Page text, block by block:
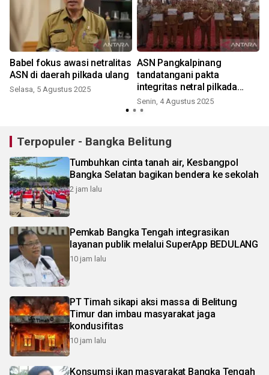
Babel fokus awasi netralitas
ASN di daerah pilkada ulang
Selasa, 5 Agustus 2025
ASN Pangkalpinang
tandatangani pakta
integritas netral pilkada
ulang
Senin, 4 Agustus 2025
Terpopuler - Bangka Belitung
Tumbuhkan cinta tanah air, Kesbangpol
Bangka Selatan bagikan bendera ke sekolah
2 jam lalu
Pemkab Bangka Tengah integrasikan
layanan publik melalui SuperApp BEDULANG
10 jam lalu
PT Timah sikapi aksi massa di Belitung
Timur dan imbau masyarakat jaga
kondusifitas
10 jam lalu
Konsumsi ikan masyarakat Bangka Tengah